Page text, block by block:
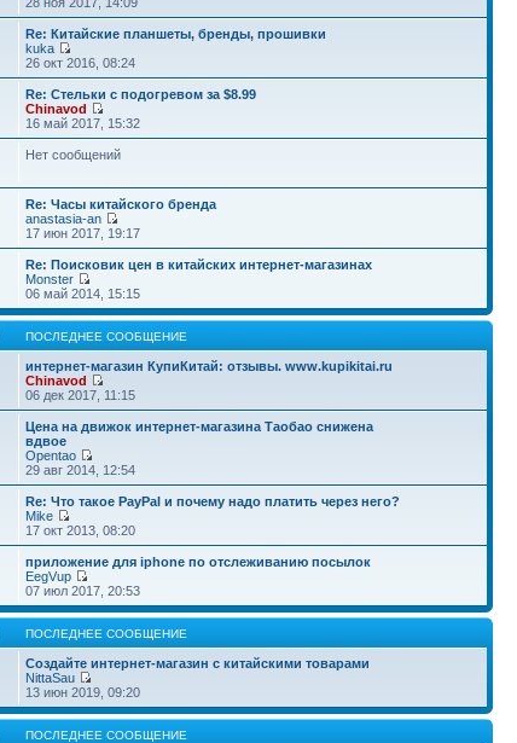
Re: Китайские планшеты, бренды, прошивки
kuka
26 окт 2016, 08:24
Re: Стельки с подогревом за $8.99
Chinavod
16 май 2017, 15:32
Нет сообщений
Re: Часы китайского бренда
anastasia-an
17 июн 2017, 19:17
Re: Поисковик цен в китайских интернет-магазинах
Monster
06 май 2014, 15:15
ПОСЛЕДНЕЕ СООБЩЕНИЕ
интернет-магазин КупиКитай: отзывы. www.kupikitai.ru
Chinavod
06 дек 2017, 11:15
Цена на движок интернет-магазина Таобао снижена
вдвое
Opentao
29 авг 2014, 12:54
Re: Что такое PayPal и почему надо платить через него?
Mike
17 окт 2013, 08:20
приложение для iphone по отслеживанию посылок
EegVup
07 июл 2017, 20:53
ПОСЛЕДНЕЕ СООБЩЕНИЕ
Создайте интернет-магазин с китайскими товарами
NittaSau
13 июн 2019, 09:20
ПОСЛЕДНЕЕ СООБЩЕНИЕ